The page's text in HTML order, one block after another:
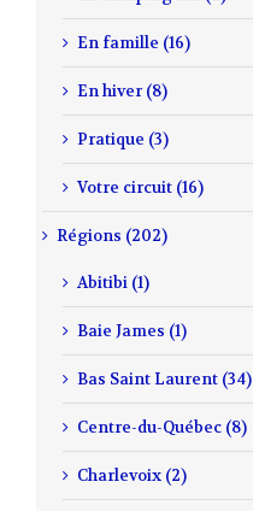
En famille (16)
En hiver (8)
Pratique (3)
Votre circuit (16)
Régions (202)
Abitibi (1)
Baie James (1)
Bas Saint Laurent (34)
Centre-du-Québec (8)
Charlevoix (2)